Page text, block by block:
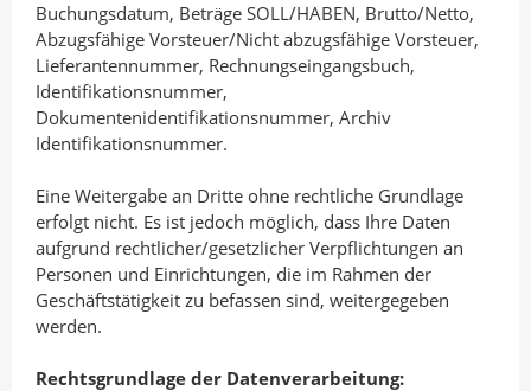
Buchungsdatum, Beträge SOLL/HABEN, Brutto/Netto,
Abzugsfähige Vorsteuer/Nicht abzugsfähige Vorsteuer,
Lieferantennummer, Rechnungseingangsbuch,
Identifikationsnummer,
Dokumentenidentifikationsnummer, Archiv
Identifikationsnummer.
Eine Weitergabe an Dritte ohne rechtliche Grundlage
erfolgt nicht. Es ist jedoch möglich, dass Ihre Daten
aufgrund rechtlicher/gesetzlicher Verpflichtungen an
Personen und Einrichtungen, die im Rahmen der
Geschäftstätigkeit zu befassen sind, weitergegeben
werden.
Rechtsgrundlage der Datenverarbeitung: